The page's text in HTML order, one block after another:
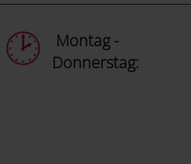
Montag -
Donnerstag: